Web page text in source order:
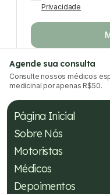
Privacidade
Agende sua consulta
Consulte nossos médicos
medicinal por apenas R$50.
Página Inicial
Sobre Nós
Motoristas
Médicos
Depoimentos